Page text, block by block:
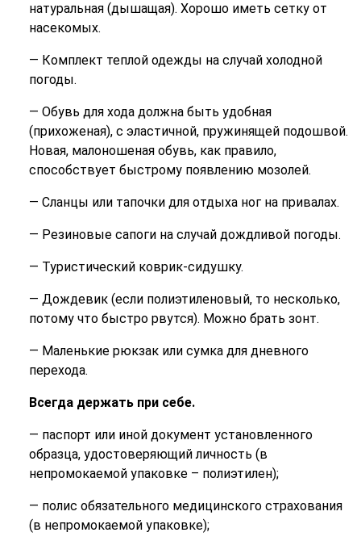
натуральная (дышащая). Хорошо иметь сетку от
насекомых.
— Комплект теплой одежды на случай холодной
погоды.
— Обувь для хода должна быть удобная
(прихоженая), с эластичной, пружинящей подошвой.
Новая, малоношеная обувь, как правило,
способствует быстрому появлению мозолей.
— Сланцы или тапочки для отдыха ног на привалах.
— Резиновые сапоги на случай дождливой погоды.
— Туристический коврик-сидушку.
— Дождевик (если полиэтиленовый, то несколько,
потому что быстро рвутся). Можно брать зонт.
— Маленькие рюкзак или сумка для дневного
перехода.
Всегда держать при себе.
— паспорт или иной документ установленного
образца, удостоверяющий личность (в
непромокаемой упаковке – полиэтилен);
— полис обязательного медицинского страхования
(в непромокаемой упаковке);